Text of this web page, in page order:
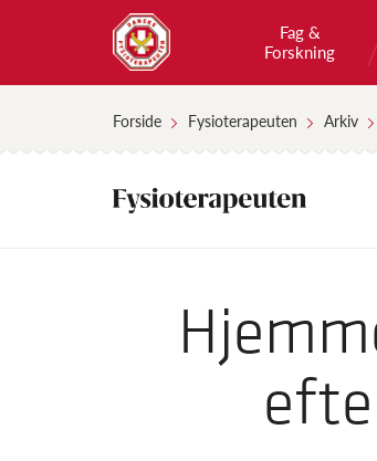
Fag &
Forskning
Forside Fysioterapeuten Arkiv